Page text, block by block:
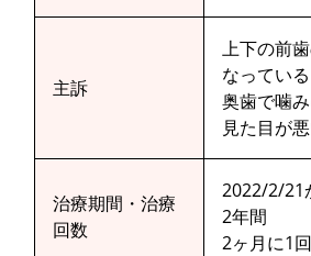
主訴
上下の前
なっている
奥歯で噛
見た目が
治療期間・治療
回数
2022/2/21
2年間
2ヶ月に1